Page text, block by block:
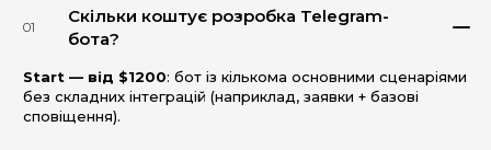
01
Скільки коштує розробка Telegram-
бота?
Start — від $1200: бот із кількома основними сценаріями
без складних інтеграцій (наприклад, заявки + базові
сповіщення).